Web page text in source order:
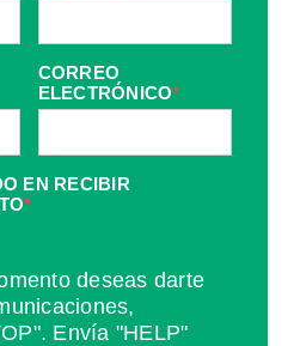
CORREO
ELECTRÓNICO*
EN RECIBIR
*
deseas darte
Envía "HELP"